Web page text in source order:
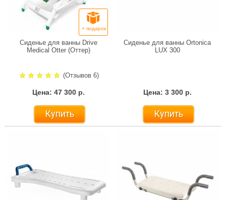
+ подарок
Сиденье для ванны Drive
Medical Otter (Оттер)
(Отзывов 6)
Цена: 47 300 р.
Купить
Сиденье для ванны Ortonica
LUX 300
Цена: 3 300 р.
Купить